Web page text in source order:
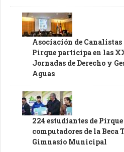
Asociación de Canalistas
Pirque participa en las
Jornadas de Derecho y
Aguas
224 estudiantes de
computadores de la Beca
Gimnasio Municipal